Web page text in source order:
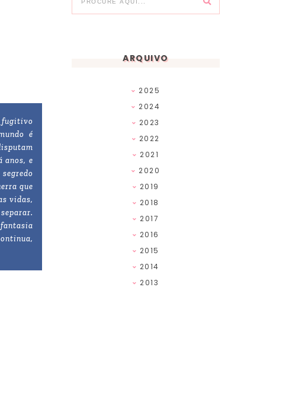
fugitivo
é
anos, e
que
vidas,
ARQUIVO
2025
2024
2023
2022
2021
2020
2019
2018
2017
2016
2015
2014
2013